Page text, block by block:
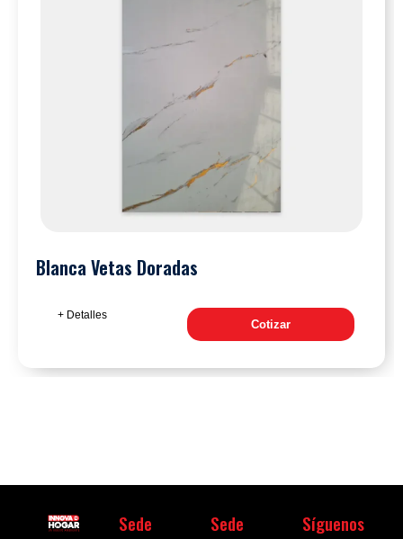
Blanca Vetas Doradas
+ Detalles
Cotizar
Sede
Sede
Síguenos